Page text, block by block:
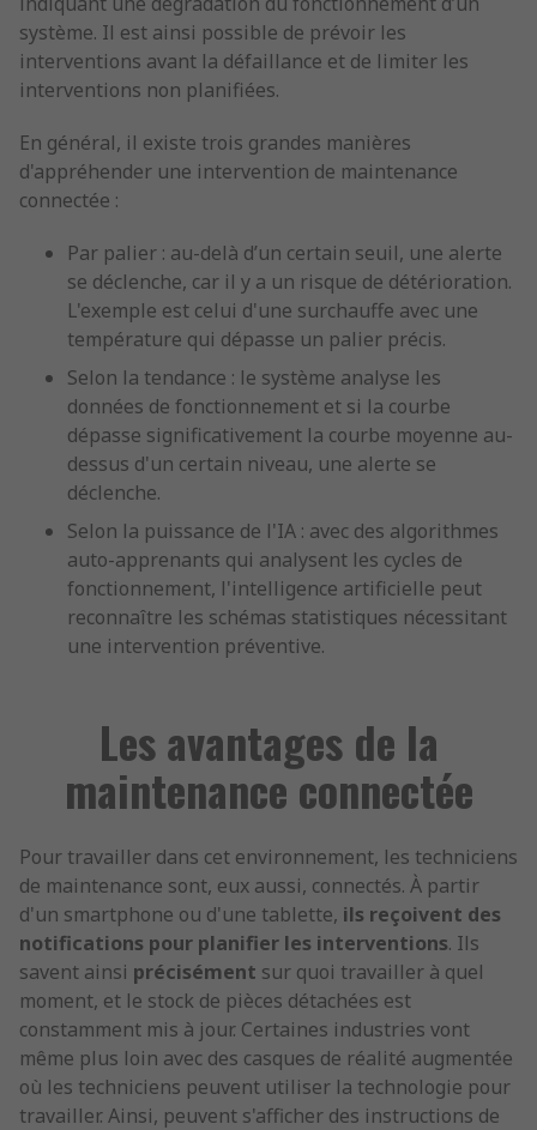
système. Il est ainsi possible de prévoir les
interventions avant la défaillance et de limiter les
interventions non planifiées.
En général, il existe trois grandes manières
d'appréhender une intervention de maintenance
connectée :
Par palier : au-delà d’un certain seuil, une alerte
se déclenche, car il y a un risque de détérioration.
L'exemple est celui d'une surchauffe avec une
température qui dépasse un palier précis.
Selon la tendance : le système analyse les
données de fonctionnement et si la courbe
dépasse significativement la courbe moyenne au-
dessus d'un certain niveau, une alerte se
déclenche.
Selon la puissance de l'IA : avec des algorithmes
auto-apprenants qui analysent les cycles de
fonctionnement, l'intelligence artificielle peut
reconnaître les schémas statistiques nécessitant
une intervention préventive.
Les avantages de la
maintenance connectée
Pour travailler dans cet environnement, les techniciens
de maintenance sont, eux aussi, connectés. À partir
d'un smartphone ou d'une tablette, ils reçoivent des
notifications pour planifier les interventions. Ils
savent ainsi précisément sur quoi travailler à quel
moment, et le stock de pièces détachées est
constamment mis à jour. Certaines industries vont
même plus loin avec des casques de réalité augmentée
où les techniciens peuvent utiliser la technologie pour
travailler. Ainsi, peuvent s'afficher des instructions de